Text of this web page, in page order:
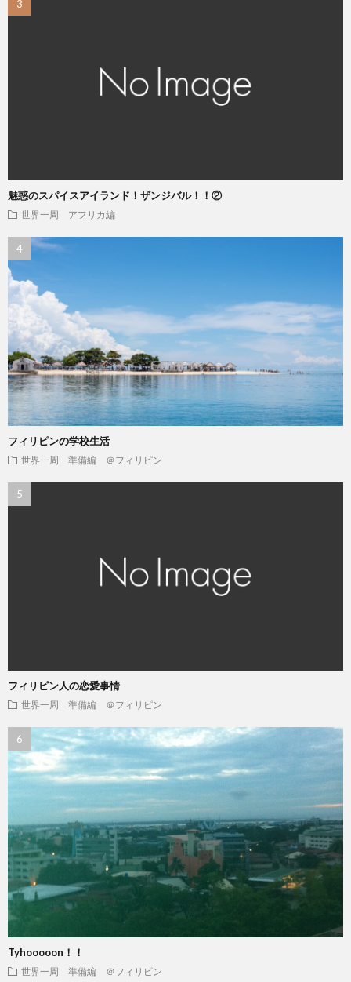
魅惑のスパイスアイランド！ザンジバル！！②
世界一周 アフリカ編
フィリピンの学校生活
世界一周 準備編 ＠フィリピン
フィリピン人の恋愛事情
世界一周 準備編 ＠フィリピン
Tyhooooon！！
世界一周 準備編 ＠フィリピン